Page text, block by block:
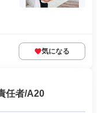
気になる
任者/A20